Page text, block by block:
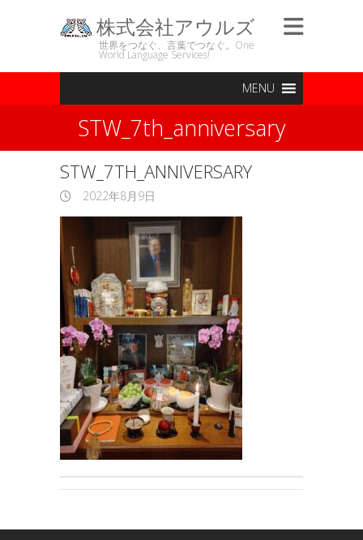
株式会社アウルズ
世界をつなぐ、言葉でつなぐ。One
World Language Services!
MENU
STW_7th_anniversary
STW_7TH_ANNIVERSARY
2022年8月9日